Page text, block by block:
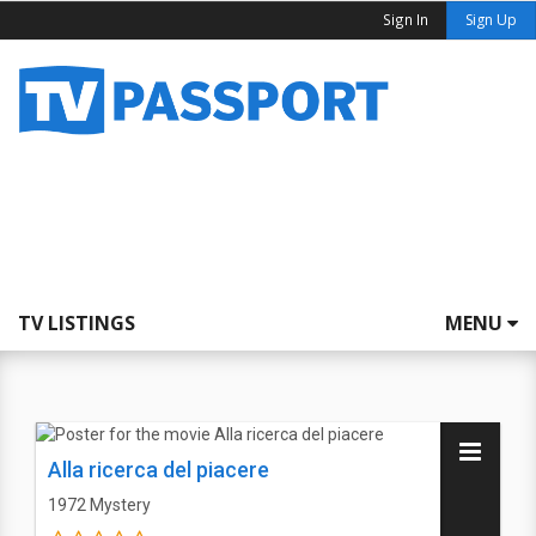
Sign In Sign Up
TV LISTINGS MENU
Alla ricerca del piacere
1972 Mystery